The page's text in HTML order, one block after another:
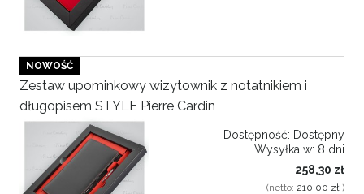
Zestaw upominkowy wizytownik z notatnikiem i
długopisem STYLE Pierre Cardin
Dostępność: Dostępny
Wysyłka w: 8 dni
258,30 zł
(netto: 210,00 zł )
NOWOŚĆ